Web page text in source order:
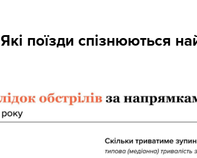
Які поїзди спізнюються